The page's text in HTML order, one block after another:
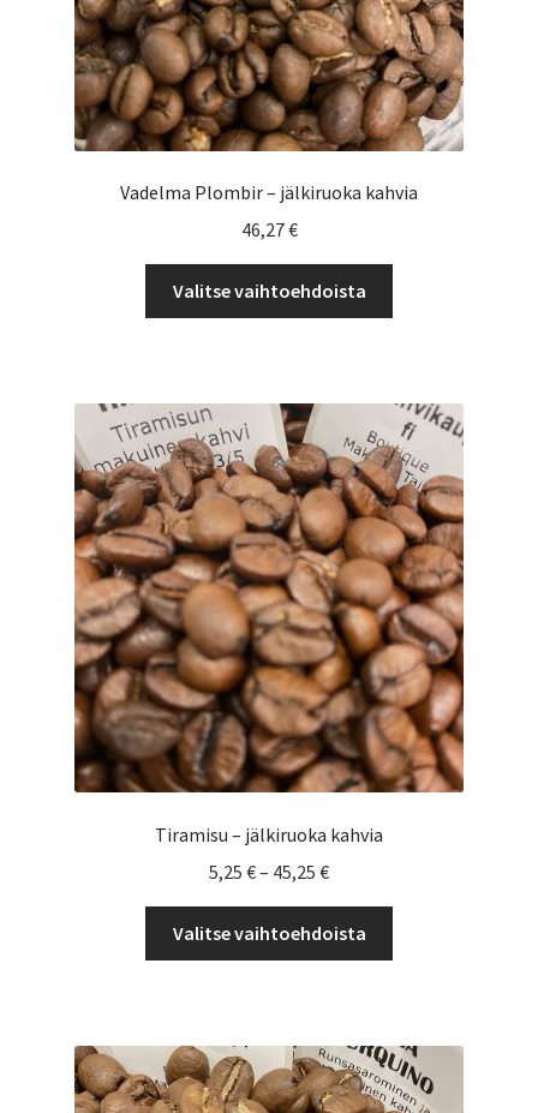
Vadelma Plombir – jälkiruoka kahvia
46,27€
Valitse vaihtoehdoista
muunnelma.
Voit
tehdä
valinnat
tuotteen
sivulla.
Tiramisu – jälkiruoka kahvia
5,25 €– 45,25 €Hintaluokka:
-
45,25 €
Valitse vaihtoehdoista
Voit
tehdä